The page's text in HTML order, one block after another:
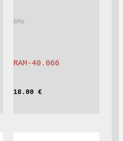
RAM-40.066
18.00 €